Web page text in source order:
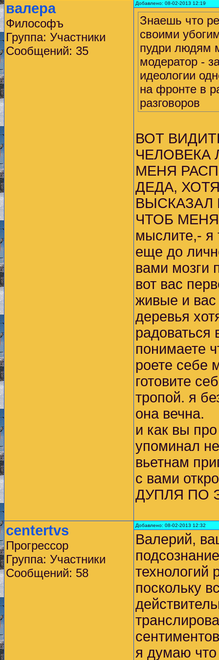
валера
Философъ
Группа: Участники
Сообщений: 35
Добавлено: 08-02-2013 12:19
Знаешь что
своими
пудри людям
модератор -
идеологии
на фронте в
разговоров
ВОТ
ЧЕЛОВЕКА
МЕНЯ
ДЕДА,
ВЫСКАЗАЛ
ЧТОБ МЕНЯ
мыслите,- я
еще до
вами мозги
вот вас
живые и вас
деревья
понимаете
роете себе
готовите
тропой. я
она вечна.
и как вы
упоминал
вьетнам
с вами
ДУПЛЯ ПО
centertvs
Прогрессор
Группа: Участники
Сообщений: 58
Добавлено: 08-02-2013 12:32
Валерий,
технологий
поскольку
я думаю что